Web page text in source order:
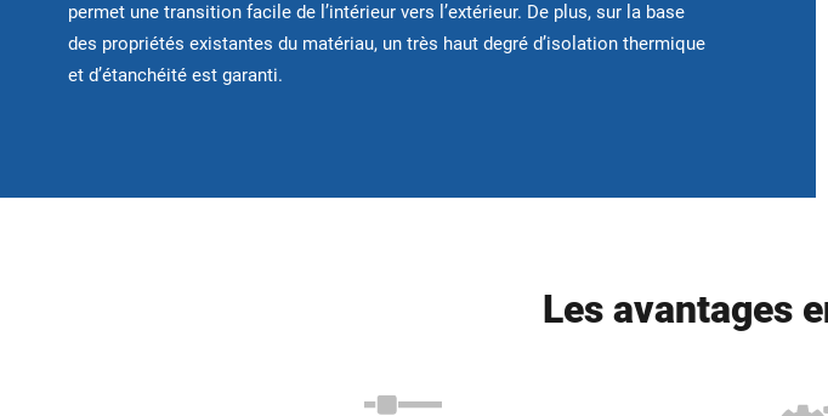
permet une transition facile de l’intérieur vers l’extérieur. De plus, sur la base
des propriétés existantes du matériau, un très haut degré d’isolation thermique
et d’étanchéité est garanti.
Les avantages